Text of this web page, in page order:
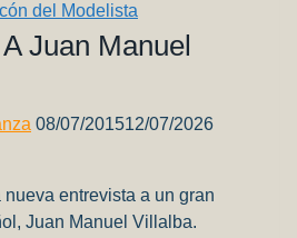
del Modelista
Juan Manuel
08/07/201512/07/2026
nueva entrevista a un gran
Juan Manuel Villalba.